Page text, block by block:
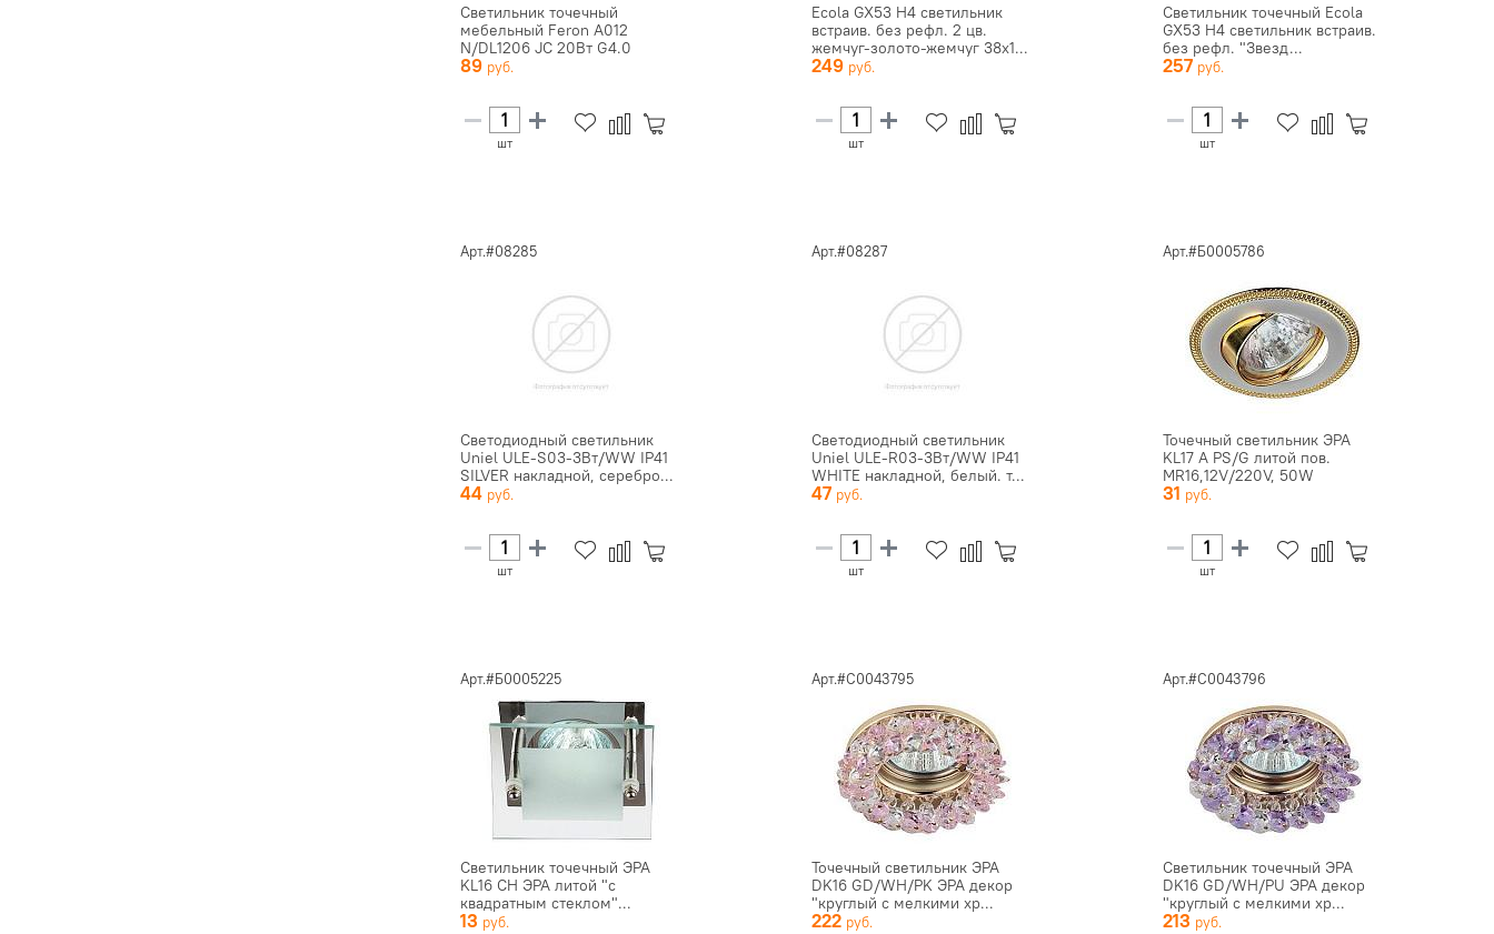
Светильник точечный
мебельный Feron А012
N/DL1206 JC 20Вт G4.0
золото (с л...
89
шт
Ecola GX53 H4 светильник
встраив. без рефл. 2 цв.
жемчуг-золото-жемчуг 38х1...
249
шт
Светильник точечный Ecola
GX53 H4 светильник встраив.
без рефл. "Звезд...
257
шт
Арт.#08285
Светодиодный светильник
Uniel ULE-S03-3Вт/WW IP41
SILVER накладной, серебро...
44
шт
Арт.#08287
Светодиодный светильник
Uniel ULE-R03-3Вт/WW IP41
WHITE накладной, белый. т...
47
шт
Арт.#Б0005786
Точечный светильник ЭРА
KL17 A PS/G литой пов.
MR16,12V/220V, 50W
перламутр...
31
шт
Арт.#Б0005225
Светильник точечный ЭРА
KL16 CH ЭРА литой "с
квадратным стеклом"...
13
Арт.#C0043795
Точечный светильник ЭРА
DK16 GD/WH/PK ЭРА декор
"круглый с мелкими хр...
222
Арт.#C0043796
Светильник точечный ЭРА
DK16 GD/WH/PU ЭРА декор
"круглый с мелкими хр...
213